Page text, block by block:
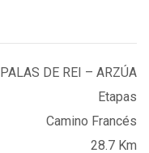
PALAS DE REI – ARZÚA
Etapas
Camino Francés
28.7 Km